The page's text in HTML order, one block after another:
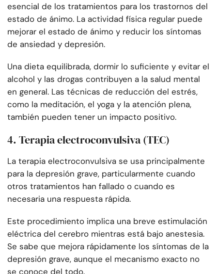
esencial de los tratamientos para los trastornos del
estado de ánimo. La actividad física regular puede
mejorar el estado de ánimo y reducir los síntomas
de ansiedad y depresión.
Una dieta equilibrada, dormir lo suficiente y evitar el
alcohol y las drogas contribuyen a la salud mental
en general. Las técnicas de reducción del estrés,
como la meditación, el yoga y la atención plena,
también pueden tener un impacto positivo.
4. Terapia electroconvulsiva (TEC)
La terapia electroconvulsiva se usa principalmente
para la depresión grave, particularmente cuando
otros tratamientos han fallado o cuando es
necesaria una respuesta rápida.
Este procedimiento implica una breve estimulación
eléctrica del cerebro mientras está bajo anestesia.
Se sabe que mejora rápidamente los síntomas de la
depresión grave, aunque el mecanismo exacto no
se conoce del todo.